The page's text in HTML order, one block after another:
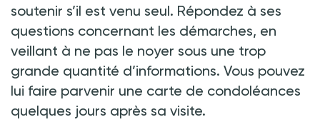
soutenir s’il est venu seul. Répondez à ses
questions concernant les démarches, en
veillant à ne pas le noyer sous une trop
grande quantité d’informations. Vous pouvez
lui faire parvenir une carte de condoléances
quelques jours après sa visite.